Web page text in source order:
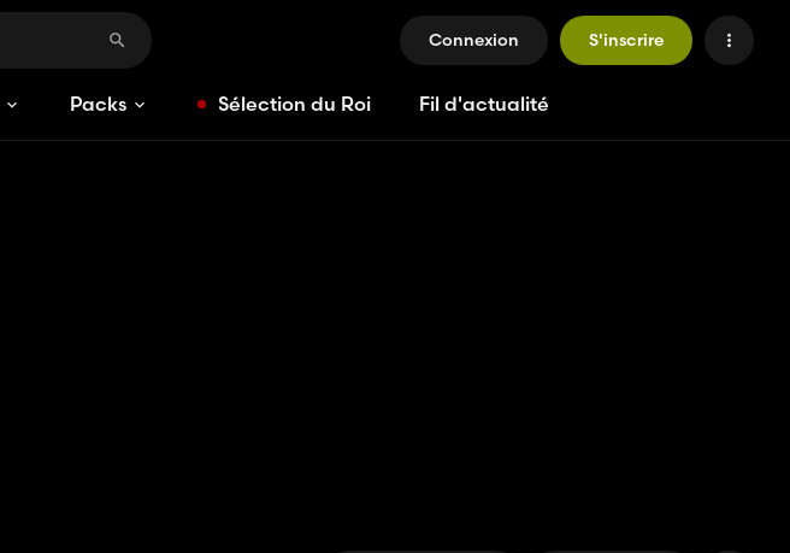
Connexion S'inscrire
Packs Sélection du Roi Fil d'actualité